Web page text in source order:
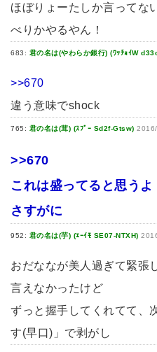
ほぼりょーたしか言ってな
べりかやるやん！
683: 君の名は(やわらか銀行) (ﾜｯﾁｮｲW
>>670
違う意味でshock
765: 君の名は(茸) (ｽﾌﾟｰ Sd2f-Gtsw)
>>670
これは盛ってると思うよ
さすがに
952: 君の名は(芋) (ｴｰｲﾓ SE07-NTXH)
おだななが美人過ぎて緊張
言えなかったけど
ずっと握手してくれてて、
す(早口)」で剥がし